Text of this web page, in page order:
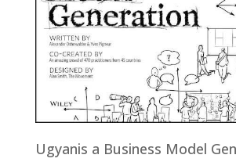
Ugyanis a Business Model